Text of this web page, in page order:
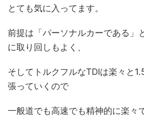
とても気に入ってます。
前提は「パーソナルカーである」
に取り回しもよく、
そしてトルクフルなTDIは楽々と
張っていくので
一般道でも高速でも精神的に楽々